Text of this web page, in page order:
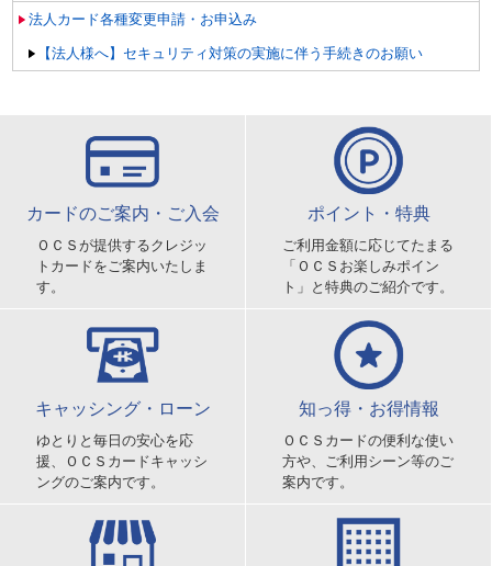
法人カード各種変更申請・お申込み
【法人様へ】セキュリティ対策の実施に伴う手続きのお願い
カードのご案内・ご入会
ＯＣＳが提供するクレジッ
トカードをご案内いたしま
す。
ポイント・特典
ご利用金額に応じてたまる
「ＯＣＳお楽しみポイン
ト」と特典のご紹介です。
キャッシング・ローン
ゆとりと毎日の安心を応
援、ＯＣＳカードキャッシ
ングのご案内です。
知っ得・お得情報
ＯＣＳカードの便利な使い
方や、ご利用シーン等のご
案内です。